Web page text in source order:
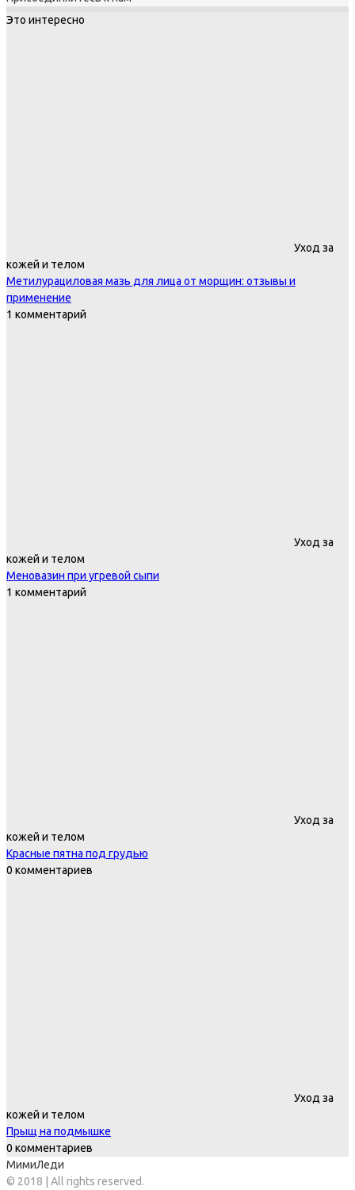
Это интересно
Уход за
кожей и телом
Метилурациловая мазь для лица от морщин: отзывы и
применение
1 комментарий
Уход за
кожей и телом
Меновазин при угревой сыпи
1 комментарий
Уход за
кожей и телом
Красные пятна под грудью
0 комментариев
Уход за
кожей и телом
Прыщ на подмышке
0 комментариев
МимиЛеди
© 2018 | All rights reserved.